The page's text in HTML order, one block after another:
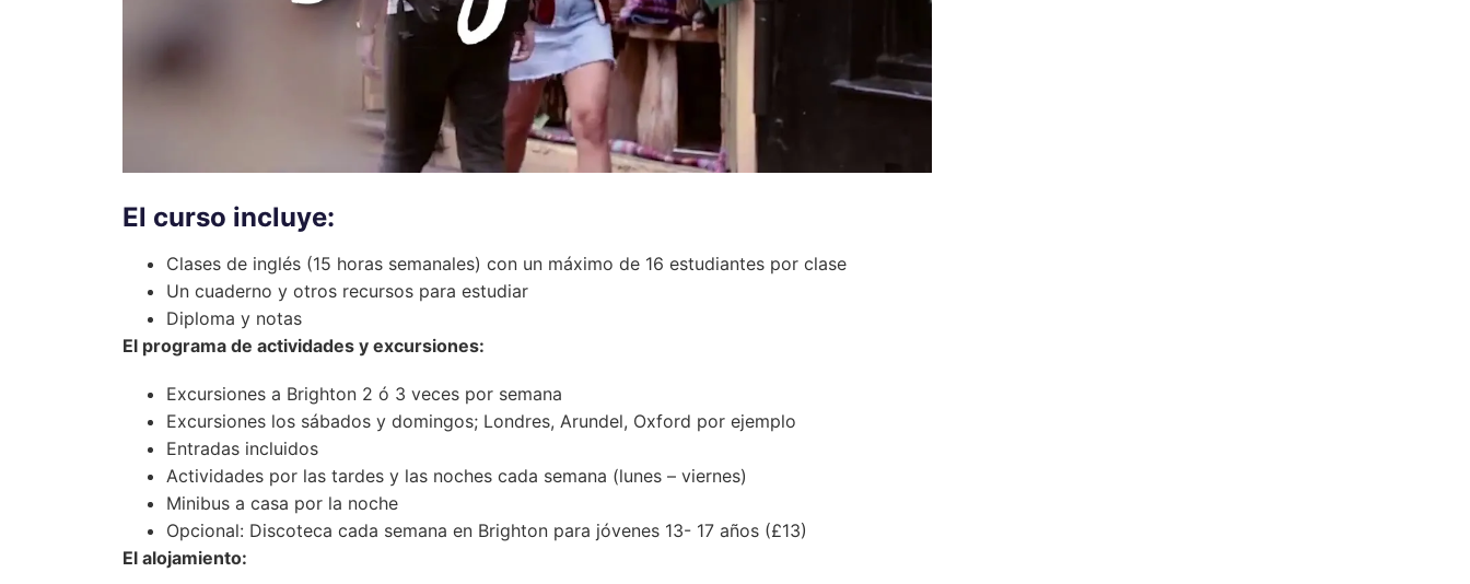
El curso incluye:
Clases de inglés (15 horas semanales) con un máximo de 16 estudiantes por clase
Un cuaderno y otros recursos para estudiar
Diploma y notas
El programa de actividades y excursiones:
Excursiones a Brighton 2 ó 3 veces por semana
Excursiones los sábados y domingos; Londres, Arundel, Oxford por ejemplo
Entradas incluidos
Actividades por las tardes y las noches cada semana (lunes – viernes)
Minibus a casa por la noche
Opcional: Discoteca cada semana en Brighton para jóvenes 13- 17 años (£13)
El alojamiento: